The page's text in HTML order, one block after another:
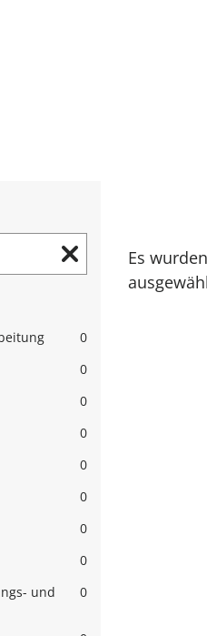
0
0
0
0
0
0
0
0
und
0
Es